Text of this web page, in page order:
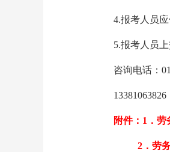
4.报考人员应保
5.报考人员上
咨询电话：
13381063826
附件：1．
2．劳